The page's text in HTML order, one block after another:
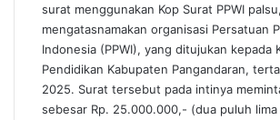
surat menggunakan Kop Surat PPWI palsu,
mengatasnamakan organisasi Persatuan
Indonesia (PPWI), yang ditujukan kepada
Pendidikan Kabupaten Pangandaran,
2025. Surat tersebut pada intinya
sebesar Rp. 25.000.000,- (dua puluh